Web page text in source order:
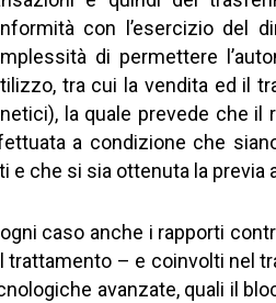
con l’esercizio del
di permettere
tra cui la vendita ed il
la quale prevede che
a condizione che
e che si sia ottenuta la previa
caso anche i rapporti
trattamento – e coinvolti nel
avanzate, quali il